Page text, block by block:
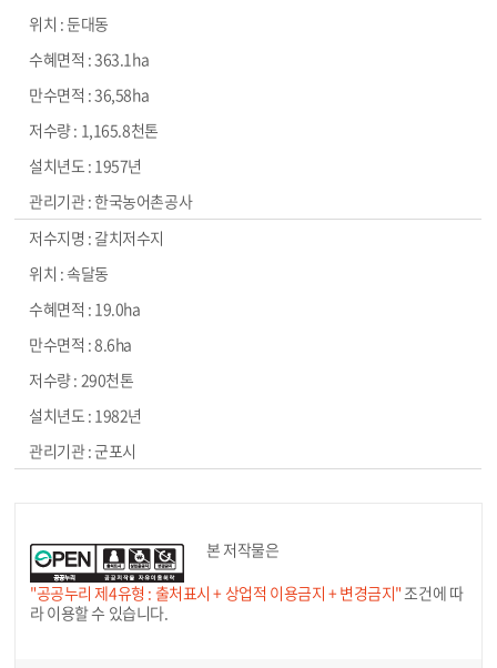
둔대동
363.1ha
36,58ha
1,165.8천톤
1957년
한국농어촌공사
갈치저수지
속달동
19.0ha
8.6ha
290천톤
1982년
군포시
본 저작물은
"공공누리 제4유형 : 출처표시 + 상업적 이용금지 + 변경금지"조건에 따
라 이용할 수 있습니다.